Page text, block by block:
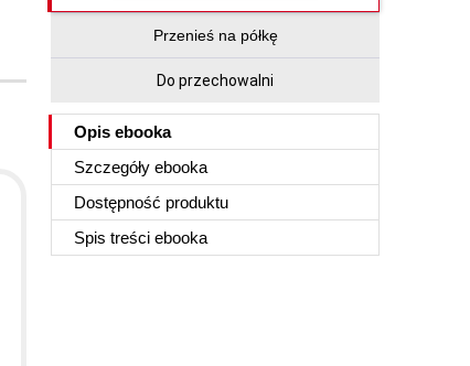
Przenieś na półkę
Do przechowalni
Opis ebooka
Szczegóły ebooka
Dostępność produktu
Spis treści ebooka